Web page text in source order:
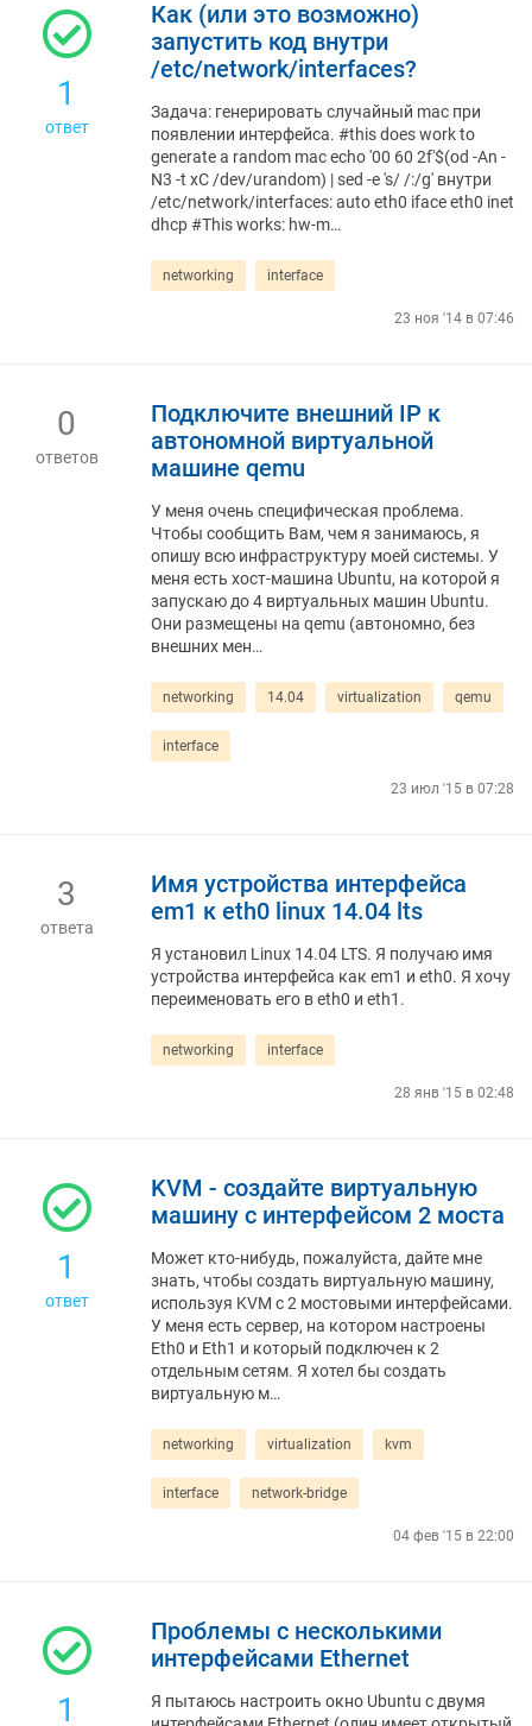
1
ответ
Как (или это возможно)
запустить код внутри
/etc/network/interfaces?
Задача: генерировать случайный mac при
появлении интерфейса. #this does work to
generate a random mac echo '00 60 2f'$(od -An -
N3 -t xC /dev/urandom) | sed -e 's/ /:/g' внутри
/etc/network/interfaces: auto eth0 iface eth0 inet
dhcp #This works: hw-m…
networking interface
23 ноя '14 в 07:46
0
ответов
Подключите внешний IP к
автономной виртуальной
машине qemu
У меня очень специфическая проблема.
Чтобы сообщить Вам, чем я занимаюсь, я
опишу всю инфраструктуру моей системы. У
меня есть хост-машина Ubuntu, на которой я
запускаю до 4 виртуальных машин Ubuntu.
Они размещены на qemu (автономно, без
внешних мен…
networking 14.04 virtualization qemu
interface
23 июл '15 в 07:28
3
ответа
Имя устройства интерфейса
em1 к eth0 linux 14.04 lts
Я установил Linux 14.04 LTS. Я получаю имя
устройства интерфейса как em1 и eth0. Я хочу
переименовать его в eth0 и eth1.
networking interface
28 янв '15 в 02:48
1
ответ
KVM - создайте виртуальную
машину с интерфейсом 2 моста
Может кто-нибудь, пожалуйста, дайте мне
знать, чтобы создать виртуальную машину,
используя KVM с 2 мостовыми интерфейсами.
У меня есть сервер, на котором настроены
Eth0 и Eth1 и который подключен к 2
отдельным сетям. Я хотел бы создать
виртуальную м…
networking virtualization kvm
interface network-bridge
04 фев '15 в 22:00
1
Проблемы с несколькими
интерфейсами Ethernet
Я пытаюсь настроить окно Ubuntu с двумя